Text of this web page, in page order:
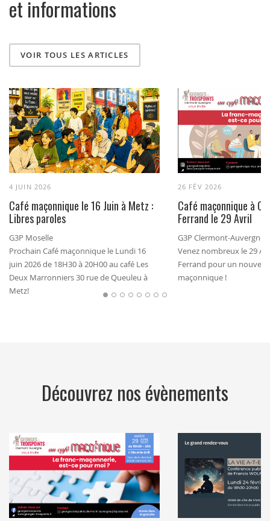
et informations
VOIR TOUS LES ARTICLES
4 JUIN 2026
Café maçonnique le 16 Juin à Metz :
Libres paroles
G3P Moselle
Prochain Café maçonnique le Lundi 16
juin 2026 de 18H30 à 20H00 au café Les
Deux Marronniers 30 rue de Queuleu à
Metz!
26 FÉV 2026
Café maçonnique à
Ferrand le 29 Avril
G3P Clermont-Auvergne
Venez nombreux le 29
Ferrand pour un
maçonnique !
Découvrez nos évènements